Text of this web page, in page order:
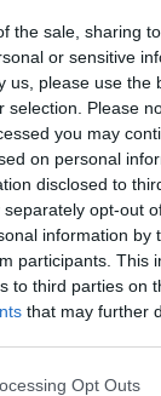
the sale, sharing
or sensitive
us, please use the
selection. Please
you may
on personal
disclosed to
opt-out
information by
participants. This
to third parties on
that may further
Opt Outs
nyt
– tältä